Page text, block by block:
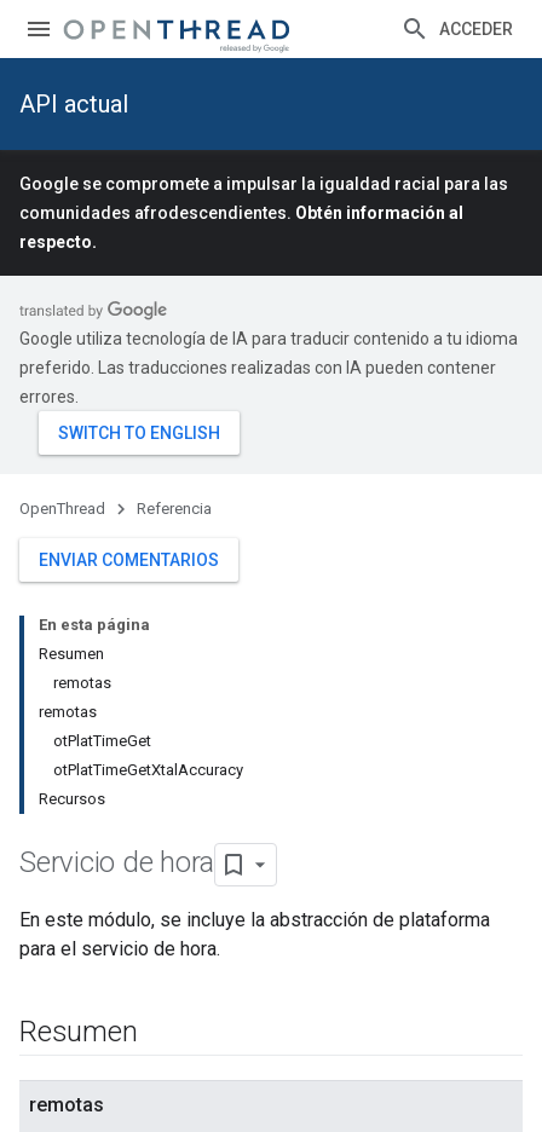
ACCEDER
API actual
Google se compromete a impulsar la igualdad racial para las
comunidades afrodescendientes. Obtén información al
respecto.
Google utiliza tecnología de IA para traducir contenido a tu idioma
preferido. Las traducciones realizadas con IA pueden contener
errores.
OpenThread Referencia
ENVIAR COMENTARIOS
En esta página
Resumen
remotas
remotas
otPlatTimeGet
otPlatTimeGetXtalAccuracy
Recursos
Servicio de hora
En este módulo, se incluye la abstracción de plataforma
para el servicio de hora.
Resumen
remotas